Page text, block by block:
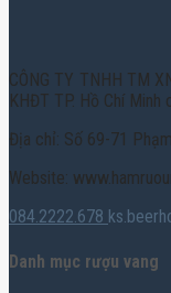
CÔNG TY TNHH TM
KHĐT TP. Hồ Chí
Địa chỉ: Số 69-71
Website:
084.2222.678
Danh mục rượu vang